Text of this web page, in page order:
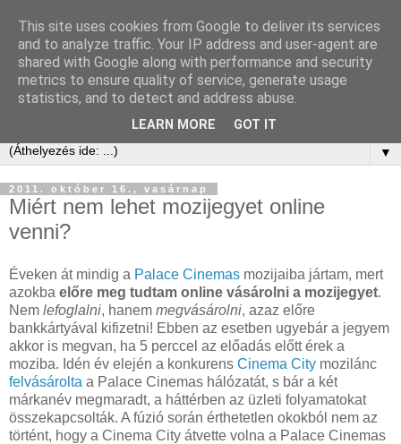
Kis Ervin Egon | e-ker blog
Elektronikus kereskedelem tanácsadás és blog -
laikusoknak, kezdőknek, érdeklődőknek és profiknak
▼
2011. október 16., vasárnap
Miért nem lehet mozijegyet online
venni?
Éveken át mindig a Palace Cinemas mozijaiba jártam, mert
azokba előre meg tudtam online vásárolni a mozijegyet.
Nem lefoglalni, hanem megvásárolni, azaz előre
bankkártyával kifizetni! Ebben az esetben ugyebár a jegyem
akkor is megvan, ha 5 perccel az előadás előtt érek a
moziba. Idén év elején a konkurens Cinema City mozilánc
felvásárolta a Palace Cinemas hálózatát, s bár a két
márkanév megmaradt, a háttérben az üzleti folyamatokat
összekapcsolták. A fúzió során érthetetlen okokból nem az
történt, hogy a Cinema City átvette volna a Palace Cinemas
This site uses cookies from Google to deliver its services
and to analyze traffic. Your IP address and user-agent are
shared with Google along with performance and security
metrics to ensure quality of service, generate usage
statistics, and to detect and address abuse.
LEARN MORE GOT IT